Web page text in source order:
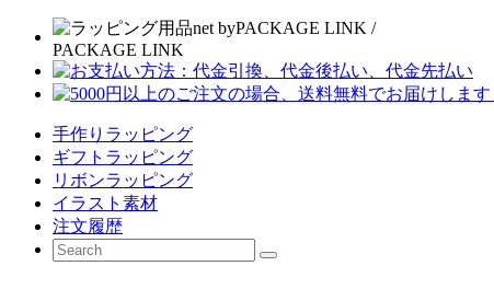
手作りラッピング
ギフトラッピング
リボンラッピング
イラスト素材
注文履歴